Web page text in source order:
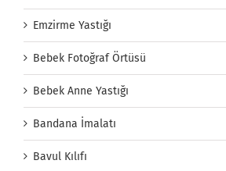
Emzirme Yastığı
Bebek Fotoğraf Örtüsü
Bebek Anne Yastığı
Bandana İmalatı
Bavul Kılıfı